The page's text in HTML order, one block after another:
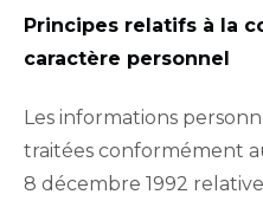
Principes relatifs à la
caractère personnel
Les informations
traitées conformément
8 décembre 1992